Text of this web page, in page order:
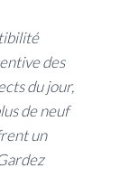
des
du jour,
de neuf
un